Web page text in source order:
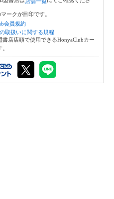
ークが目印です。
会員規約
取扱いに関する規程
店店頭で使用できるHonyaClubカー